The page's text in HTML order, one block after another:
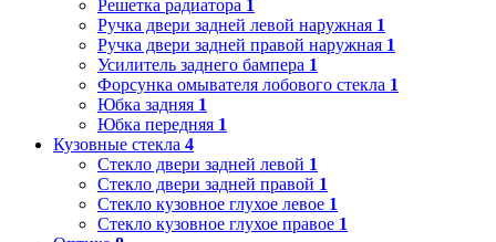
Решетка радиатора 1
Ручка двери задней левой наружная 1
Ручка двери задней правой наружная 1
Усилитель заднего бампера 1
Форсунка омывателя лобового стекла 1
Юбка задняя 1
Юбка передняя 1
Кузовные стекла 4
Стекло двери задней левой 1
Стекло двери задней правой 1
Стекло кузовное глухое левое 1
Стекло кузовное глухое правое 1